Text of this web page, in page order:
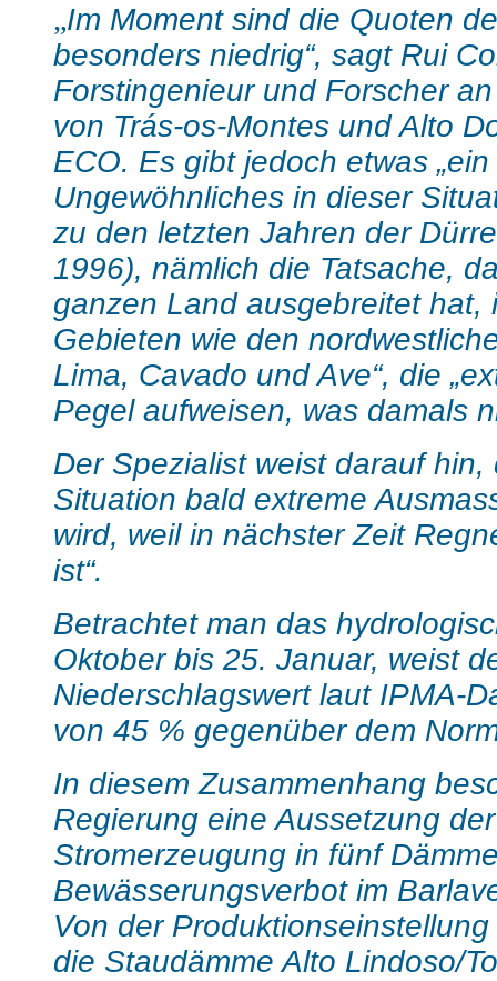
„Im Moment sind die Quoten
besonders niedrig“, sagt Rui
Forstingenieur und Forscher
von Trás-os-Montes und Alto
ECO. Es gibt jedoch etwas
Ungewöhnliches in dieser
zu den letzten Jahren der
1996), nämlich die Tatsache,
ganzen Land ausgebreitet hat,
Gebieten wie den
Lima, Cavado und Ave“, die
Pegel aufweisen, was damals
Der Spezialist weist darauf hin,
Situation bald extreme
wird, weil in nächster Zeit
ist“.
Betrachtet man das
Oktober bis 25. Januar, weist
Niederschlagswert laut IPMA-
von 45 % gegenüber dem
In diesem Zusammenhang
Regierung eine Aussetzung der
Stromerzeugung in fünf
Bewässerungsverbot im
Von der
die Staudämme Alto Lindoso/